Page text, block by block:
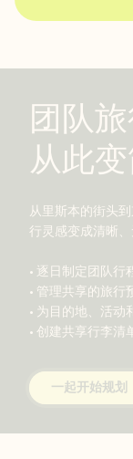
团队
从此
从里斯本的街头
行灵感变成清晰、
• 逐日制定团队行
• 管理共享的旅行
• 为目的地、活动
• 创建共享行李清
一起开始规划